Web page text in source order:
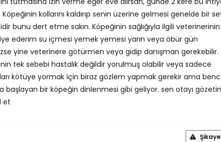
kollarını kaldırıp senin üzerine gelmesi genelde bir
bunu dert etme sakın. Köpeğinin sağlığıyla ilgili veterinerinin
ederim su içmesi yemek yemesi yarın veya öbür gün
yine veterinere götürmen veya gidip danışman gerekebilir.
tek sebebi hastalık değildir yorulmuş olabilir veya sadece
kötüye yormak için biraz gözlem yapmak gerekir ama
başlayan bir köpeğin dinlenmesi gibi geliyor. sen otayı
et